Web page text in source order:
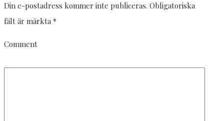
Din e-postadress kommer inte publiceras. Obligatoriska
fält är märkta*
Comment